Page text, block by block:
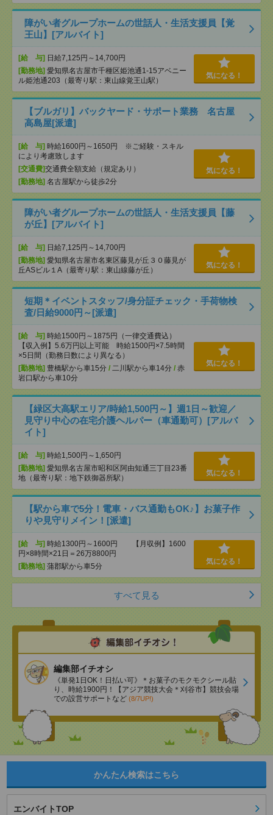
障がい者グループホームの世話人・生活支援員【覚
王山】[アルバイト]
[給 与] 日給7,125円～14,700円
[勤務地] 愛知県名古屋市千種区姫池通1-15アベニー
ル姫池通203（最寄り駅：東山線覚王山駅）
気になる！
【ブルガリ】バックヤード・サポート業務 名古屋
高島屋[派遣]
[給 与] 時給1600円～1650円 ※ご経験・スキル
により考慮致します
[交通費]交通費全額支給（規定あり）
[勤務地] 名古屋駅から徒歩2分
気になる！
障がい者グループホームの世話人・生活支援員【藤
が丘】[アルバイト]
[給 与] 日給7,125円～14,700円
[勤務地] 愛知県名古屋市名東区藤見が丘３０藤見が
丘ASビル１A（最寄り駅：東山線藤が丘）
気になる！
短期＊イベントスタッフ/身分証チェック・手荷物検
査/日給9000円～[派遣]
[給 与] 時給1500円～1875円（一律交通費込）
【収入例】5.6万円以上可能 時給1500円×7.5時間
×5日間（勤務日数により異なる）
[勤務地] 豊橋駅から車15分 / 二川駅から車14分 / 赤
岩口駅から車10分
気になる！
【緑区大高駅エリア/時給1,500円～】週1日～歓迎／
見守り中心の在宅介護ヘルパー（車通勤可）[アルバ
イト]
[給 与] 時給1,500円～1,650円
[勤務地] 愛知県名古屋市昭和区阿由知通三丁目23番
地（最寄り駅：地下鉄御器所駅）
気になる！
【駅から車で5分！電車・バス通勤もOK♪】お菓子作
りや見守りメイン！[派遣]
[給 与] 時給1300円～1600円 【月収例】1600
円×8時間×21日＝26万8800円
[勤務地] 蒲郡駅から車5分
気になる！
すべて見る
編集部イチオシ
《単発1日OK！日払い可》＊お菓子のモクモクシール貼
り、時給1900円！【アジア競技大会＊刈谷市】競技会場
での設営サポートなど (8/7UP!)
かんたん検索はこちら
エンバイトTOP